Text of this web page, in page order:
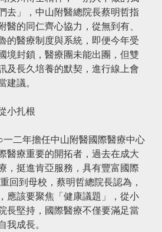
去」，中山附醫總院長蔡明哲指
醫的同仁齊心協力，從無到有、
的醫療制度與系統，即便今年受
境封鎖，醫療團未能出團，但雙
及長久培養的默契，進行線上會
建議。
小扎根
二年擔任中山附醫國際醫療中心
醫療重要的開拓者，過去在成大
，挺進肯亞服務，具有豐富國際
回到母校，蔡明哲總院長認為，
應該要聚焦「健康議題」，從小
長堅持，國際醫療不僅要滿足當
我成長。